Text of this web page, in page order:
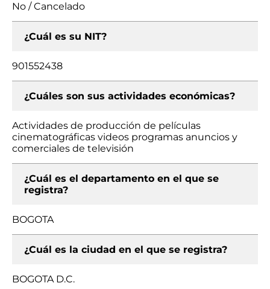
No / Cancelado
¿Cuál es su NIT?
901552438
¿Cuáles son sus actividades económicas?
Actividades de producción de películas
cinematográficas videos programas anuncios y
comerciales de televisión
¿Cuál es el departamento en el que se
registra?
BOGOTA
¿Cuál es la ciudad en el que se registra?
BOGOTA D.C.